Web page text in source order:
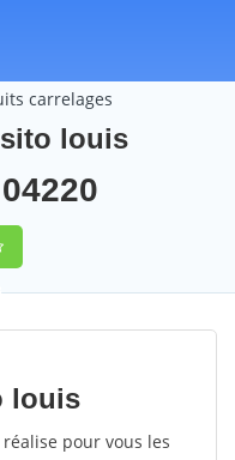
carrelages
louis
louis
pour vous les